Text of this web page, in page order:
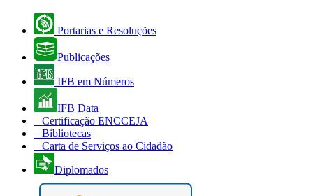
Portarias e Resoluções
Publicações
IFB em Números
IFB Data
Certificação ENCCEJA
Bibliotecas
Carta de Serviços ao Cidadão
Diplomados